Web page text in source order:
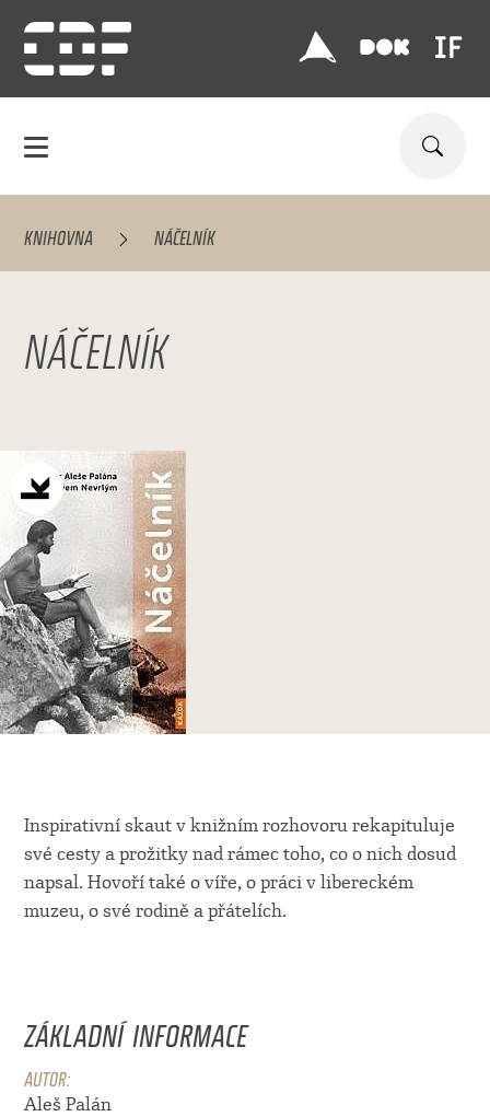
KNIHOVNA NÁČELNÍK
NÁČELNÍK
Inspirativní skaut v knižním rozhovoru rekapituluje
své cesty a prožitky nad rámec toho, co o nich dosud
napsal. Hovoří také o víře, o práci v libereckém
muzeu, o své rodině a přátelích.
ZÁKLADNÍ INFORMACE
AUTOR:
Aleš Palán